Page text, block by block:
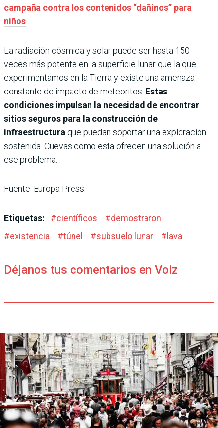
campaña contra los contenidos “dañinos” para
niños
La radiación cósmica y solar puede ser hasta 150
veces más potente en la superficie lunar que la que
experimentamos en la Tierra y existe una amenaza
constante de impacto de meteoritos. Estas
condiciones impulsan la necesidad de encontrar
sitios seguros para la construcción de
infraestructura que puedan soportar una exploración
sostenida. Cuevas como esta ofrecen una solución a
ese problema.
Fuente: Europa Press.
Etiquetas: #científicos #demostraron
#existencia #túnel #subsuelo lunar # lava
Déjanos tus comentarios en Voiz